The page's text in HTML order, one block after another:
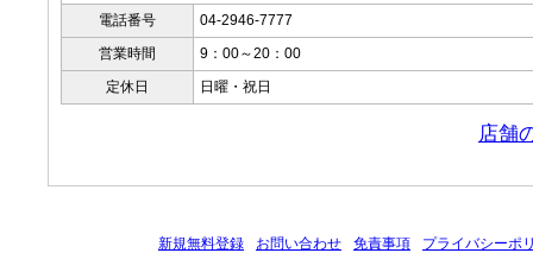
電話番号
04-2946-7777
営業時間
9：00～20：00
定休日
日曜・祝日
店舗
新規無料登録 お問い合わせ 免責事項 プライバシーポ